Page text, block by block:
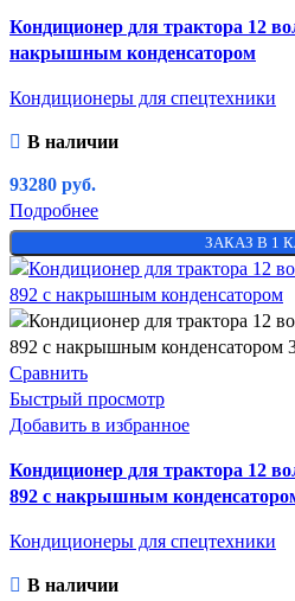
Кондиционер для трактора 12
накрышным конденсатором
Кондиционеры для спецтехники
В наличии
93280 руб.
Подробнее
ЗАКАЗ В 1
Сравнить
Быстрый просмотр
Добавить в избранное
Кондиционер для трактора 12
892 с накрышным
Кондиционеры для спецтехники
В наличии